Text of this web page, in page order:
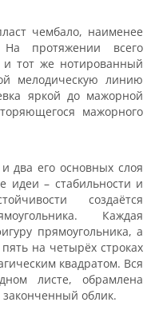
чембало, наименее
протяжении всего
тот же нотированный
мелодическую линию
яркой до мажорной
мажорного
два его основных слоя
идеи – стабильности и
создаётся
Каждая
прямоугольника, а
на четырёх строках
квадратом. Вся
листе, обрамлена
облик.